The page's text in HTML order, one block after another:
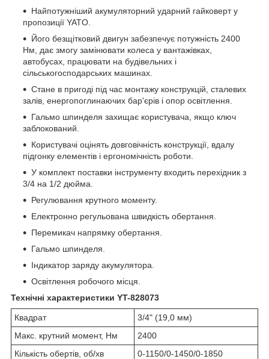
Найпотужніший акумуляторний ударний гайковерт у
пропозиції YATO.
Його безщітковий двигун забезпечує потужність 2400
Нм, дає змогу замінювати колеса у вантажівках,
автобусах, працювати на будівельних і
сільськогосподарських машинах.
Стане в пригоді під час монтажу конструкцій, сталевих
залів, енергопоглинаючих бар'єрів і опор освітлення.
Гальмо шпинделя захищає користувача, якщо ключ
заблокований.
Користувачі оцінять довговічність конструкції, вдалу
підгонку елементів і ергономічність роботи.
У комплект поставки інструменту входить перехідник з
3/4 на 1/2 дюйма.
Регулювання крутного моменту.
Електронно регульована швидкість обертання.
Перемикач напрямку обертання.
Гальмо шпинделя.
Індикатор заряду акумулятора.
Освітлення робочого місця.
Технічні характеристики YT-828073
Квадрат
3/4" (19,0 мм)
Макс. крутний момент, Нм
2400
Кількість обертів, об/хв
0-1150/0-1450/0-1850